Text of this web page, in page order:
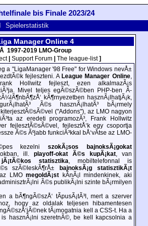
bis Finale 2023/24
Spielerstatistik
Manager Online 4
Å 1997-2019 LMO-Group
| Support Forum The league-list]
a "LigaManager '98 Free" for Windows nevÅ±
fejleszteni. A League Manager Online,
Hollwitz fejleszt, ezen alkalmazÃ¡s
Mivel teljes egÃ©szÃ©ben PHP-ben Ã­
kÃ¶rnyezetben hasznÃ¡lhatjÃ¡k,
Ã©s hasznÃ¡lhatÃ³ bÃ¡rmely
("Addons"), az LMO nagyon
az eredeti programozÃ³, Frank Hollwitz
fejlesztÃ©sÃ©vel, fejlesztÅ‘k egy csoportja
Ã©s Ãºjabb funkciÃ³kkal bÅ‘vÃ­tse az LMO-
kezelni szokÃ¡sos bajnoksÃ¡gokat
ill. playoff-okat Ã©s kupÃ¡kat, van
jÃ¡tÃ©kos statisztika, mobiltelefonnal is
szÃ©leskÃ¶rÅ±
bajnoksÃ¡g statisztikÃ¡t
az LMOmegoldÃ¡st kÃ­nÃ¡l mindenkinek, aki
Ã©s publikÃ¡lni szinte bÃ¡rmilyen
a bÃ¶ngÃ©szÅ‘ tÃ­pusÃ¡tÃ³l, mert a szerver
hogy az oldalak teljesen hibamentesen
tÃ¡mogatnia kell a CSS-t. Ha a
is hasznÃ¡lni szeretnÃ©, be kell kapcsolnia a